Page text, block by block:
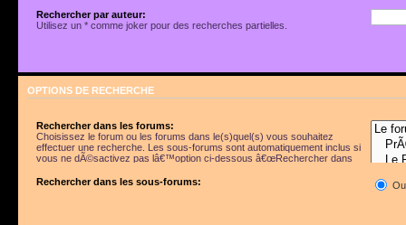
Rechercher par auteur:
Utilisez un * comme joker pour des recherches partielles.
OPTIONS DE RECHERCHE
Rechercher dans les forums:
Choisissez le forum ou les forums dans le(s)quel(s) vous souhaitez
effectuer une recherche. Les sous-forums sont automatiquement inclus si
vous ne dÃ©sactivez pas lâ€™option ci-dessous â€œRechercher dans
Rechercher dans les sous-forums: